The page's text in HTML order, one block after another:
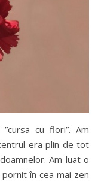
cu flori”. Am
era plin de tot
Am luat o
în cea mai zen